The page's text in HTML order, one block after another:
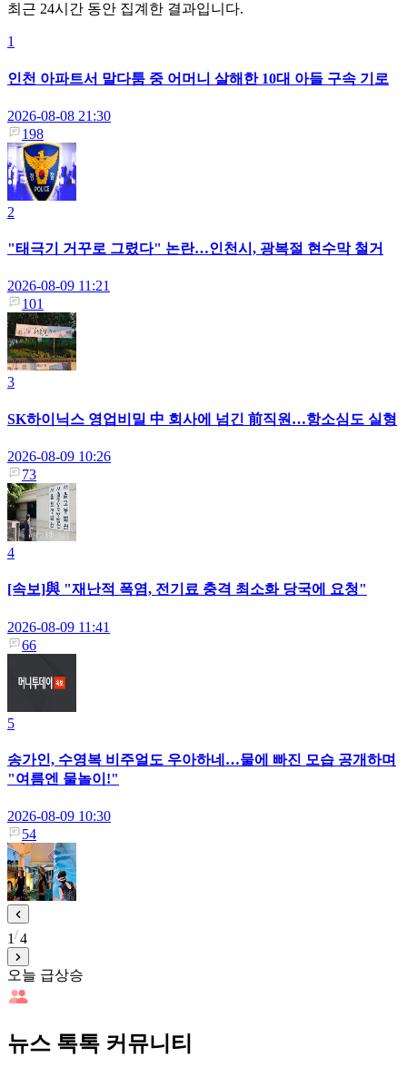
최근 24시간 동안 집계한 결과입니다.
1
인천 아파트서 말다툼 중 어머니 살해한 10대 아들 구속 기로
2026-08-08 21:30
198
2
"태극기 거꾸로 그렸다" 논란…인천시, 광복절 현수막 철거
2026-08-09 11:21
101
3
SK하이닉스 영업비밀 中 회사에 넘긴 前직원…항소심도 실형
2026-08-09 10:26
73
4
[속보]與 "재난적 폭염, 전기료 충격 최소화 당국에 요청"
2026-08-09 11:41
66
5
송가인, 수영복 비주얼도 우아하네…물에 빠진 모습 공개하며
"여름엔 물놀이!"
2026-08-09 10:30
54
1 4
오늘 급상승
뉴스 톡톡 커뮤니티